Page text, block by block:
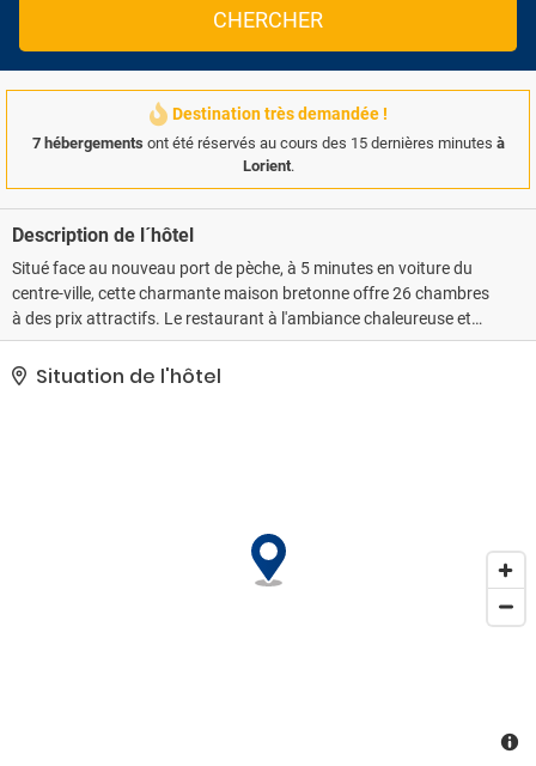
CHERCHER
Destination très demandée !
7 hébergements ont été réservés au cours des 15 dernières minutes à
Lorient.
Description de l´hôtel
Situé face au nouveau port de pèche, à 5 minutes en voiture du
centre-ville, cette charmante maison bretonne offre 26 chambres
à des prix attractifs. Le restaurant à l'ambiance chaleureuse et
spécialisé en fruits de mer propose un large choix de menus à la
cuisine traditionnelle. Les chambres sont tout à fait confortables.
Situation de l'hôtel